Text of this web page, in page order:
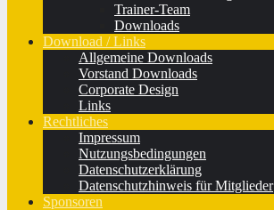
Trainer-Team
Downloads
Download / Links
Allgemeine Downloads
Vorstand Downloads
Corporate Design
Links
Rechtliches
Impressum
Nutzungsbedingungen
Datenschutzerklärung
Datenschutzhinweis für Mitglieder
Sponsoren